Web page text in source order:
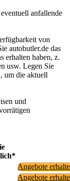
anfallende
von
autobutler.de das
erhalten haben, z.
usw. Legen Sie
um die aktuell
und
Angebote
Angebote